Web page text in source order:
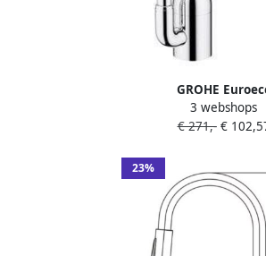
GROHE
Keukenmengkraan
322mm hoogte
uitloop hoog draaibaar
3 webshops
€ 271,-€
23%